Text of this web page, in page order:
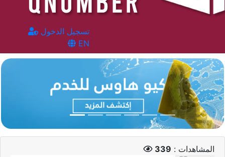
تسجيل الدخول
EN
المشاهدات : 339